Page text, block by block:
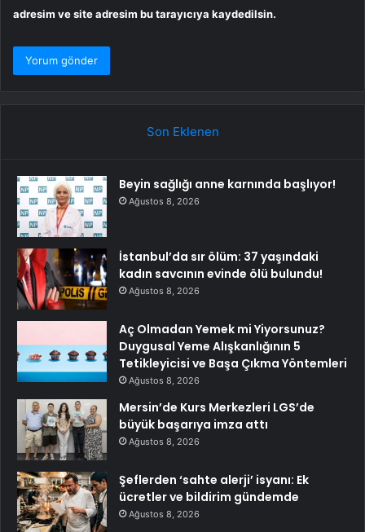
adresim ve site adresim bu tarayıcıya kaydedilsin.
Son Eklenen
Beyin sağlığı anne karnında başlıyor!
Ağustos 8, 2026
İstanbul’da sır ölüm: 37 yaşındaki
kadın savcının evinde ölü bulundu!
Ağustos 8, 2026
Aç Olmadan Yemek mi Yiyorsunuz?
Duygusal Yeme Alışkanlığının 5
Tetikleyicisi ve Başa Çıkma Yöntemleri
Ağustos 8, 2026
Mersin’de Kurs Merkezleri LGS’de
büyük başarıya imza attı
Ağustos 8, 2026
Şeflerden ‘sahte alerji’ isyanı: Ek
ücretler ve bildirim gündemde
Ağustos 8, 2026